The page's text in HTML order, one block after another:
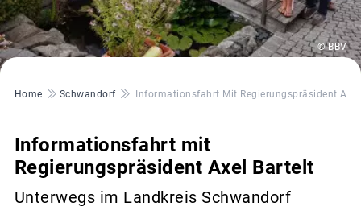
© BBV
Pfadnavigation
Home Schwandorf Informationsfahrt Mit Regierungspräsident
Informationsfahrt mit
Regierungspräsident Axel Bartelt
Unterwegs im Landkreis Schwandorf